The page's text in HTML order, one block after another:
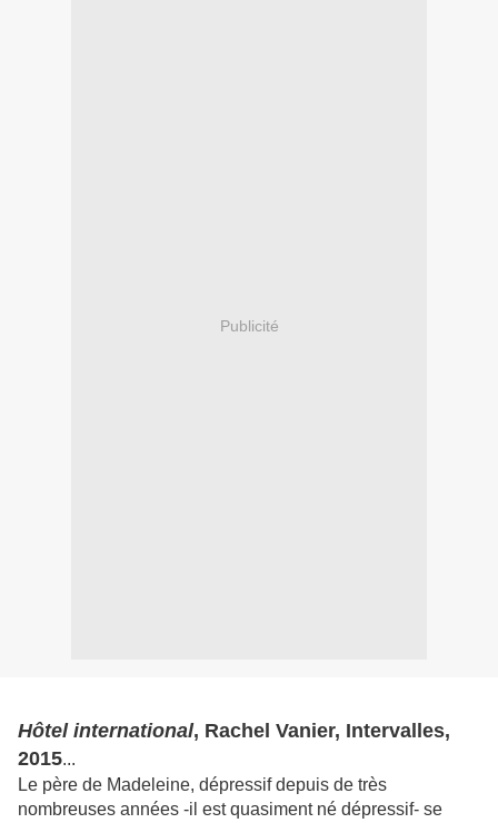
Publicité
Hôtel international, Rachel Vanier, Intervalles,
2015...
Le père de Madeleine, dépressif depuis de très
nombreuses années -il est quasiment né dépressif- se